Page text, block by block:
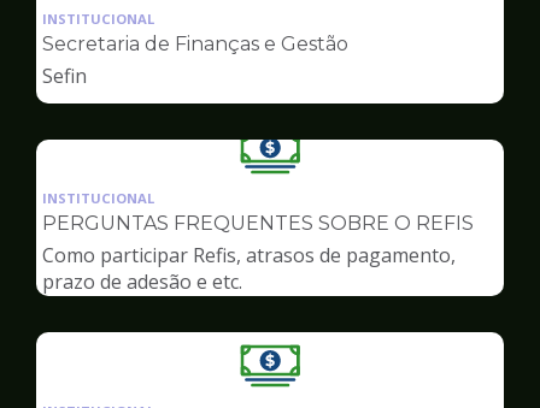
pagina
INSTITUCIONAL
Secretaria de Finanças e Gestão
Sefin
Ilustração
pagina
Finanças
INSTITUCIONAL
PERGUNTAS FREQUENTES SOBRE O REFIS
Como participar Refis, atrasos de pagamento,
prazo de adesão e etc.
Ilustração